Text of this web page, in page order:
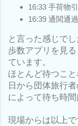
16:33 手荷物
16:39 通関通
と言った感じでし
歩数アプリを見
ています。
ほとんど待つこ
日から団体旅行
によって待ち時
現場からは以上で